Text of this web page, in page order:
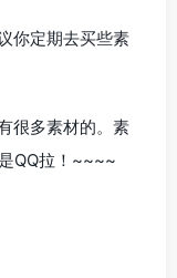
你定期去买些素
很多素材的。素
QQ拉！~~~~